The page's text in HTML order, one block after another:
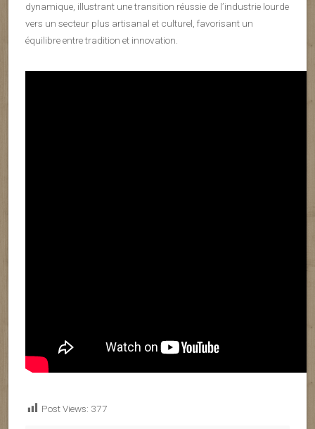
dynamique, illustrant une transition réussie de l’industrie lourde
vers un secteur plus artisanal et culturel, favorisant un
équilibre entre tradition et innovation.
Post Views: 377